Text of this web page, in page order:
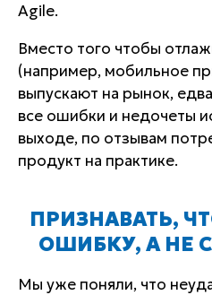
Agile.
Вместо того чтобы
(например, мобильное
выпускают на рынок,
все ошибки и недочеты
выходе, по отзывам
продукт на практике.
ПРИЗНАВАТЬ,
ОШИБКУ, А НЕ
Мы уже поняли, что